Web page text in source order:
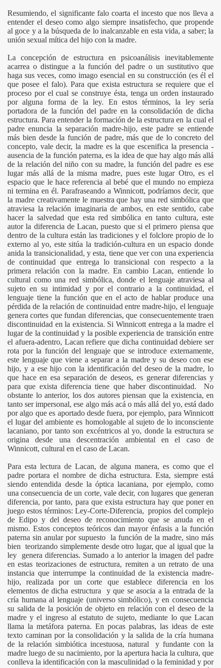
Resumiendo, el significante falo coarta el incesto que nos lleva a
entender el deseo como algo siempre insatisfecho, que propende
al goce y a la búsqueda de lo inalcanzable en esta vida, a saber; la
unión sexual mítica del hijo con la madre.
La concepción de estructura en psicoanálisis inevitablemente
acarrea o distingue a la función del padre o un sustitutivo que
haga sus veces, como imago esencial en su construcción (es él el
que posee el falo). Para que exista estructura se requiere que el
proceso por el cual se construye ésta, tenga un orden instaurado
por alguna forma de la ley. En estos términos, la ley sería
portadora de la función del padre en la consolidación de dicha
estructura. Para entender la formación de la estructura en la cual el
padre enuncia la separación madre-hijo, este padre se entiende
más bien desde la función de padre, más que de lo concreto del
concepto, vale decir, la madre es la que escenifica la presencia -
ausencia de la función paterna, es la idea de que hay algo más allá
de la relación del niño con su madre, la función del padre es ese
lugar más allá de la misma madre, pues este lugar Otro, es el
espacio que le hace referencia al bebé que el mundo no empieza
ni termina en él. Parafraseando a Winnicott, podríamos decir, que
la madre creativamente le muestra que hay una red simbólica que
atraviesa la relación imaginaria de ambos, en este sentido, cabe
hacer la salvedad que esta red simbólica en tanto cultura, este
autor la diferencia de Lacan, puesto que si el primero piensa que
dentro de la cultura están las tradiciones y el folclore propio de lo
externo al yo, este sitúa la tradición-cultura en un espacio donde
anida la transicionalidad, y esta, tiene que ver con una experiencia
de continuidad que entrega lo transicional con respecto a la
primera relación con la madre. En cambio Lacan, entiende lo
cultural como una red simbólica, donde el lenguaje atraviesa al
sujeto en su intimidad y por el contrario a la continuidad, el
lenguaje tiene la función que en el acto de hablar produce una
pérdida de la relación de continuidad entre madre-hijo, el lenguaje
genera cortes que fundan diferencias, que consecuentemente traen
discontinuidad en la existencia. Si Winnicott entrega a la madre el
lugar de la continuidad y la posible experiencia de transición entre
el afuera-adentro, Lacan refiere que dicha continuidad debiere ser
rota por la función del lenguaje que se introduce externamente,
este lenguaje que viene a separar a la madre y su deseo con ese
hijo, y a ese hijo con la identificación del deseo de la madre, lo
que hace en esa separación de deseos, es generar diferencias y
para que exista diferencia tiene que haber discontinuidad. No
obstante lo anterior, los dos autores piensan que la existencia, en
tanto ser impersonal, ese algo más acá o más allá del yo, está dado
por algo que es aportado desde fuera, por ejemplo, para Winnicott
el lugar del ambiente es homologable al sujeto de lo inconsciente
lacaniano, por tanto son excéntricos al yo, donde la estructura se
origina desde una descentración ambiental en el caso de
Winnicott, cultural en el caso de Lacan.
Para esta lectura de Lacan, de alguna manera, es como que el
padre portara el nombre de dicha estructura. Esta, siempre está
siendo entendida desde la óptica lacaniana, por ejemplo, como
una consecuencia de un corte, vale decir, con lugares que generan
diferencia, por tanto, para que exista estructura hay que poner en
juego estos términos: Ley-Corte-Diferencia, propios del complejo
de Edipo y del deseo de reconocimiento que se anuda en el
mismo. Estos conceptos teóricos dan mayor énfasis a la función
paterna sin anular por supuesto la función de la madre, sino más
bien teorizando simplemente desde otro lugar, que al igual que la
ley genera diferencias. Sumado a lo anterior la imagen del padre
en estas teorizaciones de estructura, remiten a un retrato de una
instancia que interrumpe la continuidad de la existencia madre-
hijo, realizada por un corte que establece diferencia en los
elementos de dicha estructura y que se asocia a la entrada de la
cría humana al lenguaje (universo simbólico), y en consecuencia
su salida de la posición de objeto en relación con el deseo de la
madre y el ingreso al estatuto de sujeto, mediante lo que Lacan
llama la metáfora paterna. En pocas palabras, las ideas de este
texto caminan por la consolidación y la salida de la cría humana
de la relación simbiótica incestuosa, natural y fundante con la
madre luego de su nacimiento, por la apertura hacia la cultura, que
conlleva la identificación con la masculinidad o la feminidad y por